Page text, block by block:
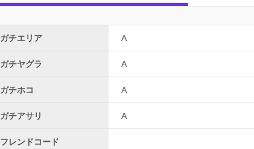
ガチエリア A
ガチヤグラ A
ガチホコ A
ガチアサリ A
フレンドコード